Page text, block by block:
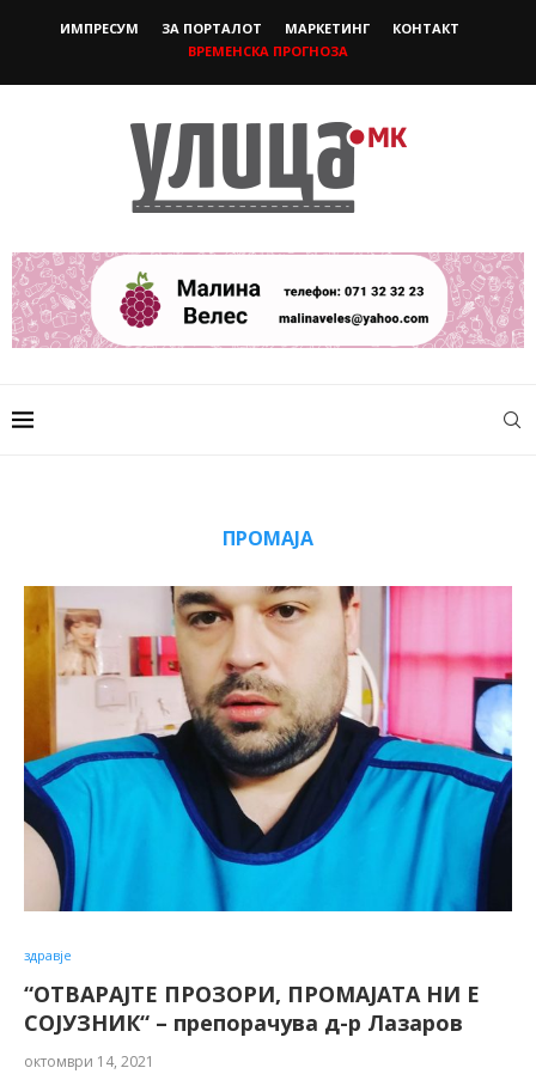
ИМПРЕСУМ ЗА ПОРТАЛОТ МАРКЕТИНГ
КОНТАКТ
ВРЕМЕНСКА ПРОГНОЗА
ПРОМАЈА
здравје
“ОТВАРАЈТЕ ПРОЗОРИ, ПРОМАЈАТА НИ Е
СОЈУЗНИК“ – препорачува д-р Лазаров
октомври 14, 2021